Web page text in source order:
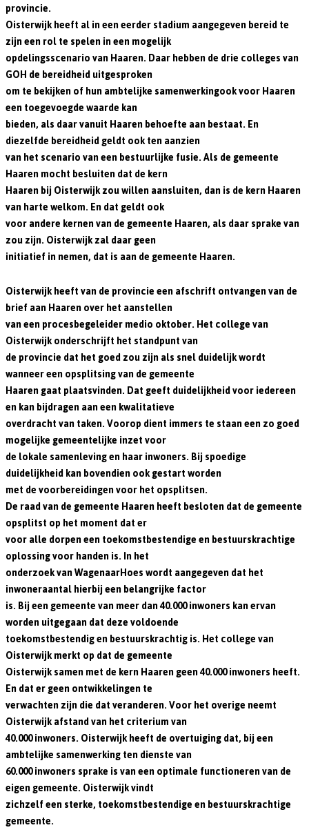
provincie.
Oisterwijk heeft al in een eerder stadium aangegeven bereid te
zijn een rol te spelen in een mogelijk
opdelingsscenario van Haaren. Daar hebben de drie colleges van
GOH de bereidheid uitgesproken
om te bekijken of hun ambtelijke samenwerkingook voor Haaren
een toegevoegde waarde kan
bieden, als daar vanuit Haaren behoefte aan bestaat. En
diezelfde bereidheid geldt ook ten aanzien
van het scenario van een bestuurlijke fusie. Als de gemeente
Haaren mocht besluiten dat de kern
Haaren bij Oisterwijk zou willen aansluiten, dan is de kern Haaren
van harte welkom. En dat geldt ook
voor andere kernen van de gemeente Haaren, als daar sprake van
zou zijn. Oisterwijk zal daar geen
initiatief in nemen, dat is aan de gemeente Haaren.
Oisterwijk heeft van de provincie een afschrift ontvangen van de
brief aan Haaren over het aanstellen
van een procesbegeleider medio oktober. Het college van
Oisterwijk onderschrijft het standpunt van
de provincie dat het goed zou zijn als snel duidelijk wordt
wanneer een opsplitsing van de gemeente
Haaren gaat plaatsvinden. Dat geeft duidelijkheid voor iedereen
en kan bijdragen aan een kwalitatieve
overdracht van taken. Voorop dient immers te staan een zo goed
mogelijke gemeentelijke inzet voor
de lokale samenleving en haar inwoners. Bij spoedige
duidelijkheid kan bovendien ook gestart worden
met de voorbereidingen voor het opsplitsen.
De raad van de gemeente Haaren heeft besloten dat de gemeente
opsplitst op het moment dat er
voor alle dorpen een toekomstbestendige en bestuurskrachtige
oplossing voor handen is. In het
onderzoek van WagenaarHoes wordt aangegeven dat het
inwoneraantal hierbij een belangrijke factor
is. Bij een gemeente van meer dan 40.000 inwoners kan ervan
worden uitgegaan dat deze voldoende
toekomstbestendig en bestuurskrachtig is. Het college van
Oisterwijk merkt op dat de gemeente
Oisterwijk samen met de kern Haaren geen 40.000 inwoners heeft.
En dat er geen ontwikkelingen te
verwachten zijn die dat veranderen. Voor het overige neemt
Oisterwijk afstand van het criterium van
40.000 inwoners. Oisterwijk heeft de overtuiging dat, bij een
ambtelijke samenwerking ten dienste van
60.000 inwoners sprake is van een optimale functioneren van de
eigen gemeente. Oisterwijk vindt
zichzelf een sterke, toekomstbestendige en bestuurskrachtige
gemeente.